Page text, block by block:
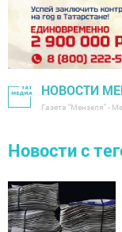
НОВОСТИ
Газета "Мензеля" -
Новости с